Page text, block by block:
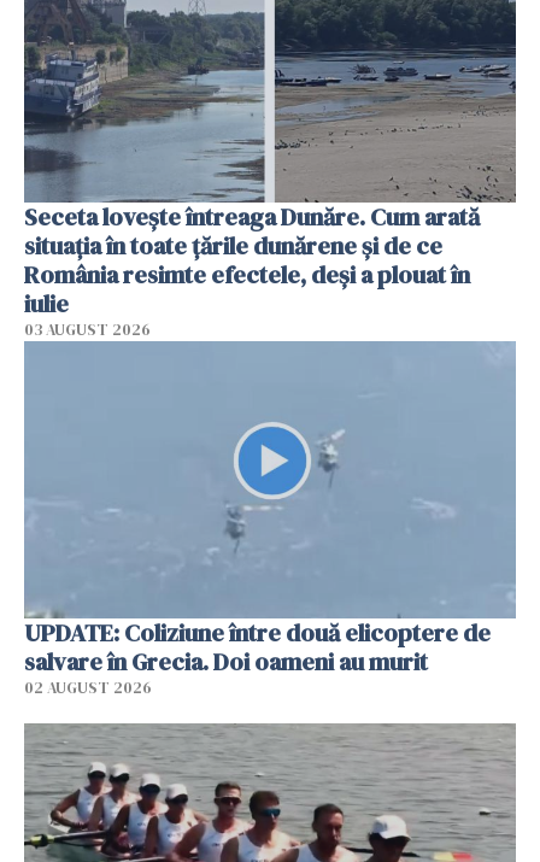
Seceta lovește întreaga Dunăre. Cum arată
situația în toate țările dunărene și de ce
România resimte efectele, deși a plouat în
iulie
03 AUGUST 2026
UPDATE: Coliziune între două elicoptere de
salvare în Grecia. Doi oameni au murit
02 AUGUST 2026